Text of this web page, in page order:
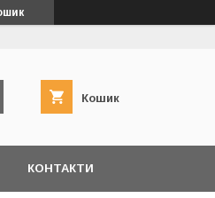
Кошик
КОНТАКТИ